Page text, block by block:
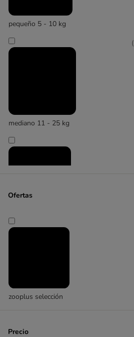
pequeño 5 - 10 kg
mediano 11 - 25 kg
(
grande 26 - 45 kg
Ofertas
zooplus selección
Precio